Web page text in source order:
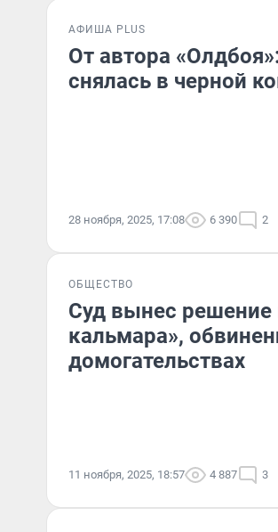
АФИША PLUS
От автора
снялась в черной
28 ноября, 2025, 17:08 6 390 2
ОБЩЕСТВО
Суд вынес решение
кальмара»,
домогательствах
11 ноября, 2025, 18:57 4 887 3